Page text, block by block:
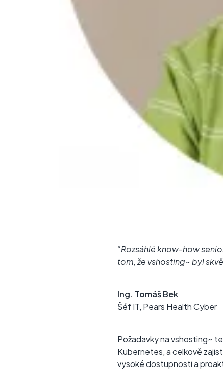
“Rozsáhlé know-how
tom, že vshosting~ byl
Ing. Tomáš Bek
Šéf IT, Pears Health Cyber
Požadavky na vshosting~
Kubernetes, a celkově
vysoké dostupnosti a